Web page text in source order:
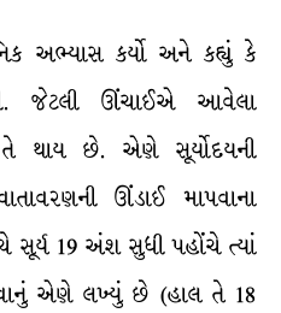
અભ્યાસ કર્યો અને કહ્યું કે
જેટલી ઊંચાઈએ આવેલા
તે થાય છે. એણે સૂર્યોદયની
ઊંડાઈ માપવાના
સૂર્ય 19 અંશ સુધી પહોંચે ત્યાં
એણે લખ્યું છે (હાલ તે 18